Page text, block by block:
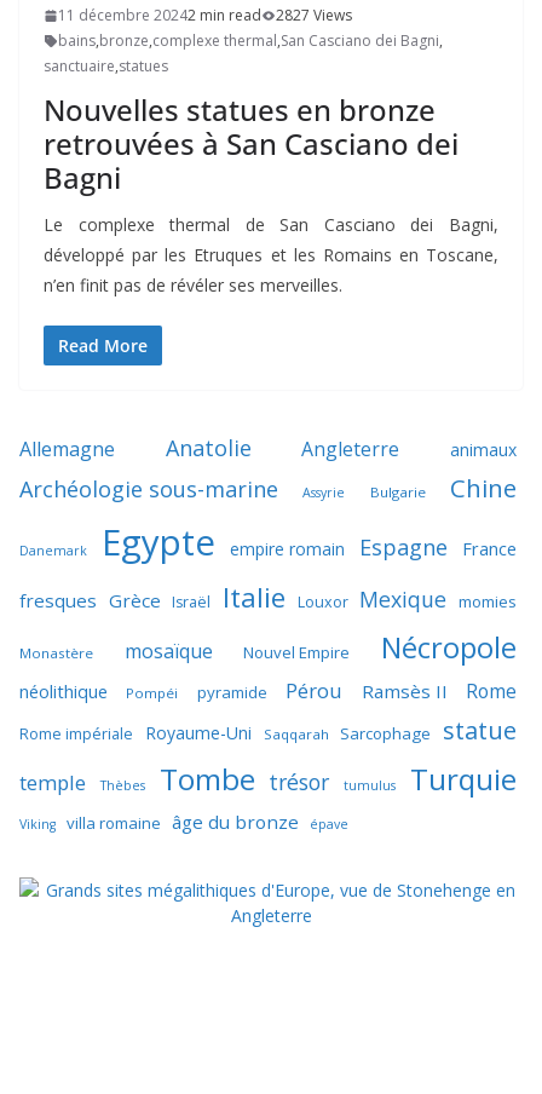
11 décembre 20242 min read
2827 Views
bains,bronze,complexe thermal,San Casciano dei Bagni,
sanctuaire,statues
Nouvelles statues en bronze
retrouvées à San Casciano dei
Bagni
Le complexe thermal de San Casciano dei Bagni,
développé par les Etruques et les Romains en Toscane,
n’en finit pas de révéler ses merveilles.
Read More
Allemagne Anatolie Angleterre animaux
Archéologie sous-marine Assyrie Bulgarie Chine
Danemark Egypte empire romain Espagne France
fresques Grèce Israël Italie Louxor Mexique momies
Monastère mosaïque Nouvel Empire Nécropole
néolithique Pompéi pyramide Pérou Ramsès II Rome
Rome impériale Royaume-Uni Saqqarah Sarcophage statue
temple Thèbes Tombe trésor tumulus Turquie
Viking villa romaine âge du bronze épave